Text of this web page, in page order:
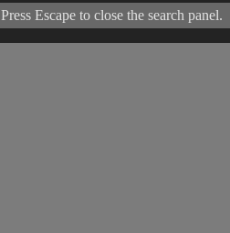
Press Escape to close the search panel.